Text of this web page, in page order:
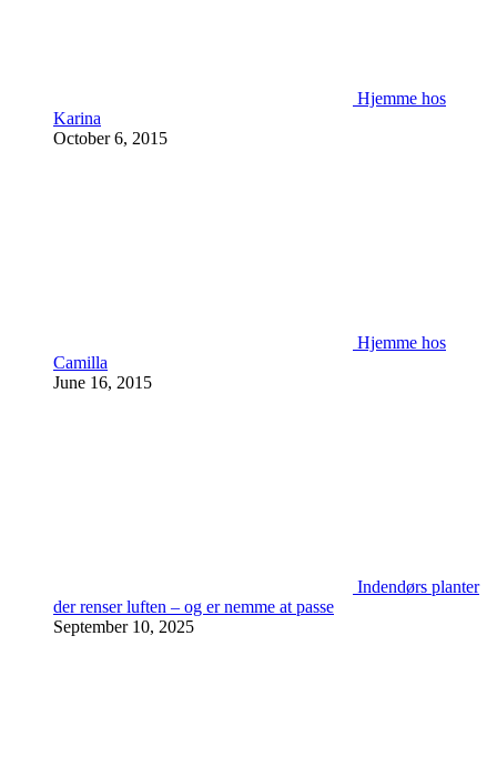
Hjemme hos
Karina
October 6, 2015
Hjemme hos
Camilla
June 16, 2015
Indendørs planter
der renser luften – og er nemme at passe
September 10, 2025